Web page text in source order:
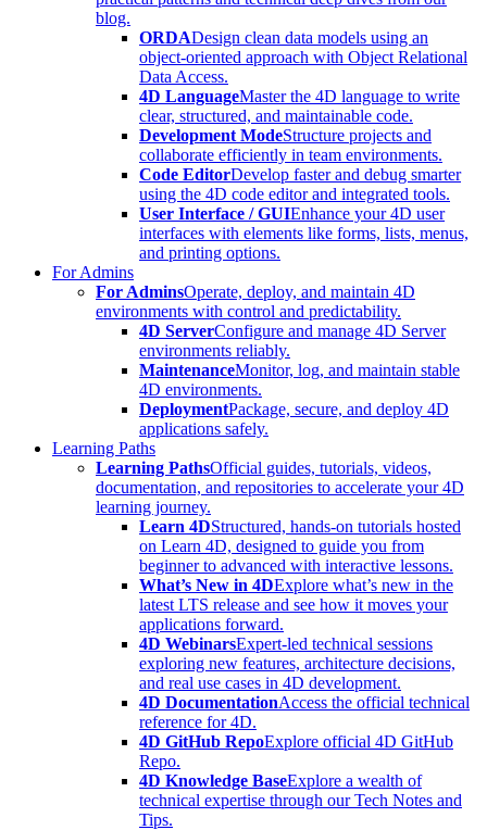
blog.
ORDADesign clean data models using an
object-oriented approach with Object Relational
Data Access.
4D LanguageMaster the 4D language to write
clear, structured, and maintainable code.
Development ModeStructure projects and
collaborate efficiently in team environments.
Code EditorDevelop faster and debug smarter
using the 4D code editor and integrated tools.
User Interface / GUIEnhance your 4D user
interfaces with elements like forms, lists, menus,
and printing options.
For Admins
For AdminsOperate, deploy, and maintain 4D
environments with control and predictability.
4D ServerConfigure and manage 4D Server
environments reliably.
MaintenanceMonitor, log, and maintain stable
4D environments.
DeploymentPackage, secure, and deploy 4D
applications safely.
Learning Paths
Learning PathsOfficial guides, tutorials, videos,
documentation, and repositories to accelerate your 4D
learning journey.
Learn 4DStructured, hands-on tutorials hosted
on Learn 4D, designed to guide you from
beginner to advanced with interactive lessons.
What’s New in 4DExplore what’s new in the
latest LTS release and see how it moves your
applications forward.
4D WebinarsExpert-led technical sessions
exploring new features, architecture decisions,
and real use cases in 4D development.
4D DocumentationAccess the official technical
reference for 4D.
4D GitHub RepoExplore official 4D GitHub
Repo.
4D Knowledge BaseExplore a wealth of
technical expertise through our Tech Notes and
Tips.